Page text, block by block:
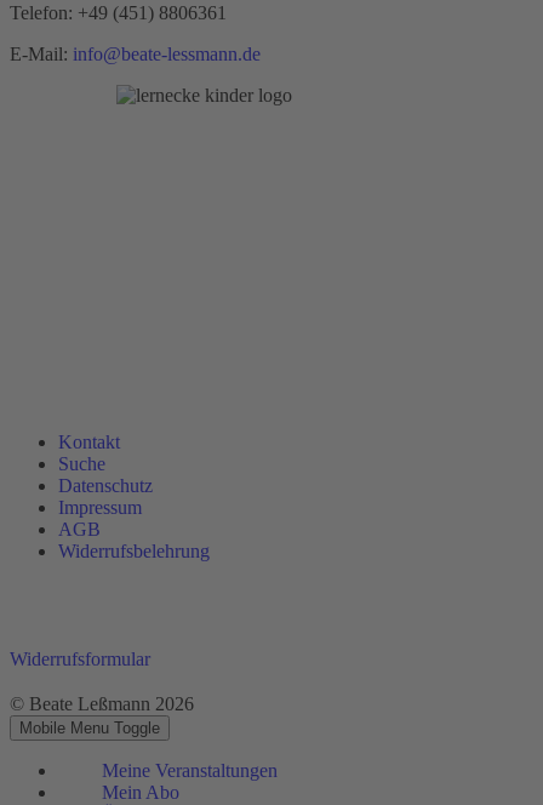
Telefon: +49 (451) 8806361
E-Mail: info@beate-lessmann.de
Kontakt
Suche
Datenschutz
Impressum
AGB
Widerrufsbelehrung
Widerrufsformular
© Beate Leßmann 2026
Mobile Menu Toggle
Meine Veranstaltungen
Mein Abo